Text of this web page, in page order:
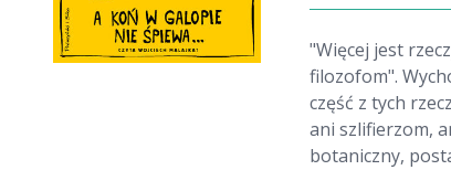
"Więcej jest
filozofom".
część z tych
ani szlifierzom,
botaniczny,